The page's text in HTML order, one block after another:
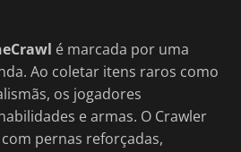
é marcada por uma
Ao coletar itens raros como
os jogadores
e armas. O Crawler
pernas reforçadas,